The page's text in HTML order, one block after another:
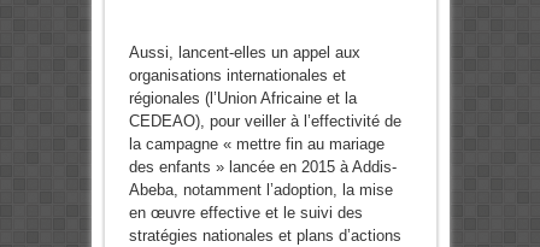
Aussi, lancent-elles un appel aux
organisations internationales et
régionales (l’Union Africaine et la
CEDEAO), pour veiller à l’effectivité de
la campagne « mettre fin au mariage
des enfants » lancée en 2015 à Addis-
Abeba, notamment l’adoption, la mise
en œuvre effective et le suivi des
stratégies nationales et plans d’actions